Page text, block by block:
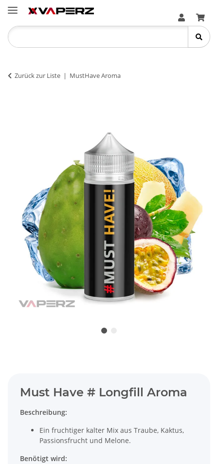
Zurück zur Liste MustHave Aroma
Must Have # Longfill Aroma
Beschreibung:
Ein fruchtiger kalter Mix aus Traube, Kaktus,
Passionsfrucht und Melone.
Benötigt wird: